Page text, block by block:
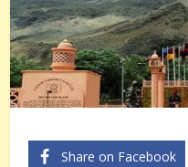
Share on Facebook